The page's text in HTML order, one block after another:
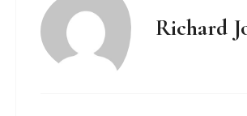
Richard